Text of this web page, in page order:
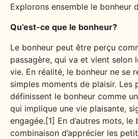
Explorons ensemble le bonheur
Qu’est-ce que le bonheur?
Le bonheur peut être perçu
passagère, qui va et vient selon
vie. En réalité, le bonheur ne se
simples moments de plaisir. Les
définissent le bonheur comme
qui implique une vie plaisante,
engagée.[1] En d’autres mots, le
combinaison d’apprécier les